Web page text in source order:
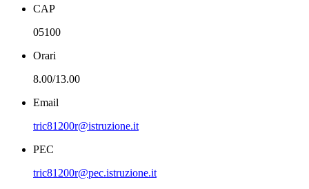
CAP
05100
Orari
8.00/13.00
Email
tric81200r@istruzione.it
PEC
tric81200r@pec.istruzione.it